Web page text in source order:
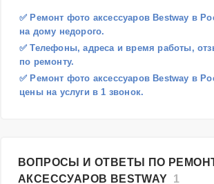
✅ Ремонт фото аксессуаров Bestway в
на дому недорого.
✅ Телефоны, адреса и время работы,
по ремонту.
✅ Ремонт фото аксессуаров Bestway в
цены на услуги в 1 звонок.
ВОПРОСЫ И ОТВЕТЫ ПО
АКСЕССУАРОВ BESTWAY 1